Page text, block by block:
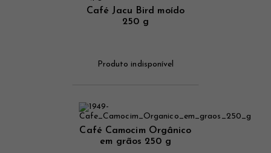
Café Jacu Bird moído
250 g
Produto indisponível
Café Camocim Orgânico
em grãos 250 g